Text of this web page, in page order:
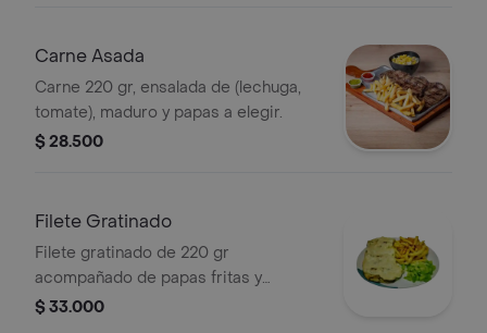
Carne Asada
Carne 220 gr, ensalada de (lechuga,
tomate), maduro y papas a elegir.
$ 28.500
Filete Gratinado
Filete gratinado de 220 gr
acompañado de papas fritas y
ensalada de tomate y lechuga.
$ 33.000